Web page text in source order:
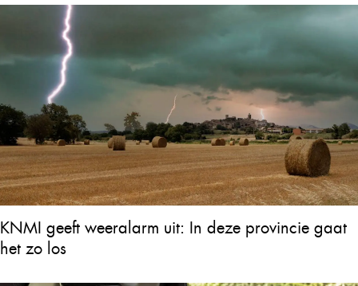
KNMI geeft weeralarm uit: In deze provincie gaat
het zo los